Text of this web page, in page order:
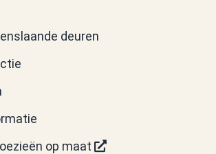
deuren
op maat